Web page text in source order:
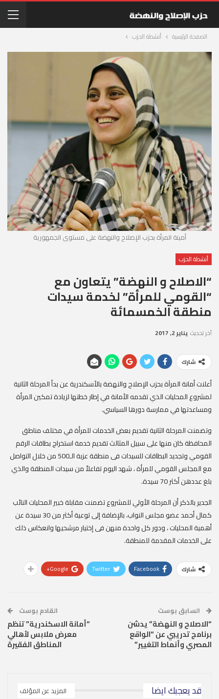
الصفحة الرئيسية أنشطة الحزب
أمينة المرأة بحزب الإصلاح والنهضة على مستوى الجمهورية
أنشطة الحزب
“الاصلاح و النهضة” يتعاون مع
“القومي للمرأة” لخدمة سيدات
منطقة الخمسمائة
آخر تحديث يناير 2, 2017
شارك
أعلنت أمانة المرآة بحزب الإصلاح والنهضة بالأسكندرية عن بدأ المرحلة الثانية
لمشروع المحليات الذي تقدمه الأمانة في إطار خطتها لزيادة تمكين المرأة
ومساعدتها في ممارسة دورها السياسي.
وتضمنت المرحلة الثانية تقديم بعض الخدمات للمرأة في مختلف مناطق
المحافظة كان منها على سبيل المثالث تقديم خدمة استخراج بطاقات الرقم
القومي وتجديد البطاقات للسيدات فى منطقة عزبة الـ500 من خلال التواصل
مع المجلس القومي للمرأة ، شهد اليوم تفاعلاً من سيدات المنطقة والذي
بلغ عددهن أكثر 70 سيدة.
الجدير بالذكر أن المرحلة الأولي للمشروع تضمنت مقابلة خبير المحليات النائب
كمال أحمد عضو مجلس النواب، بالإضافة إلى توعية أكثر من 30 سيدة عن
أهمية المحليات ، ودور كل واحدة منهن فى إختيار مرشحيها وانعكاس ذلك
على الخدمات المقدمة للمنطقة.
شارك Facebook
Twitter
Google+
السابق بوست
“الاصلاح و النهضة” يدشن
برنامج تدريبي عن “الواقع
المصري وأنماط التغيير”
القادم بوست
“أمانة الاسكندرية” تنظم
معرض ملابس لأهالي
المناطق الفقيرة
قد يعجبك ايضا المزيد عن المؤلف